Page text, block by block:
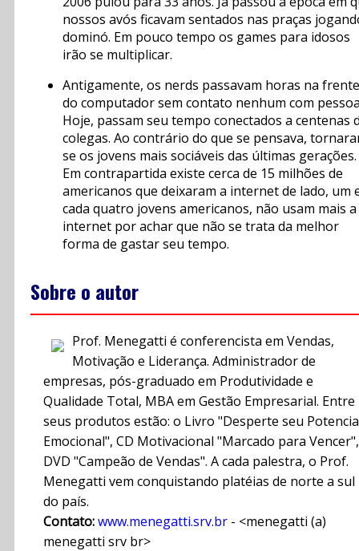
nossos avós ficavam sentados nas praças
dominó. Em pouco tempo os games para idosos
irão se multiplicar.
Antigamente, os nerds passavam horas na frente
do computador sem contato nenhum com
Hoje, passam seu tempo conectados a centenas
colegas. Ao contrário do que se pensava,
se os jovens mais sociáveis das últimas gerações.
Em contrapartida existe cerca de 15 milhões de
americanos que deixaram a internet de lado, um
cada quatro jovens americanos, não usam mais a
internet por achar que não se trata da melhor
forma de gastar seu tempo.
Sobre o autor
Prof. Menegatti é conferencista em Vendas,
Motivação e Liderança. Administrador de
empresas, pós-graduado em Produtividade e
Qualidade Total, MBA em Gestão Empresarial. Entre
seus produtos estão: o Livro "Desperte seu
Emocional", CD Motivacional "Marcado para Vencer",
DVD "Campeão de Vendas". A cada palestra, o Prof.
Menegatti vem conquistando platéias de norte a sul
do país.
Contato:www.menegatti.srv.br - <menegatti (a)
menegatti srv br>